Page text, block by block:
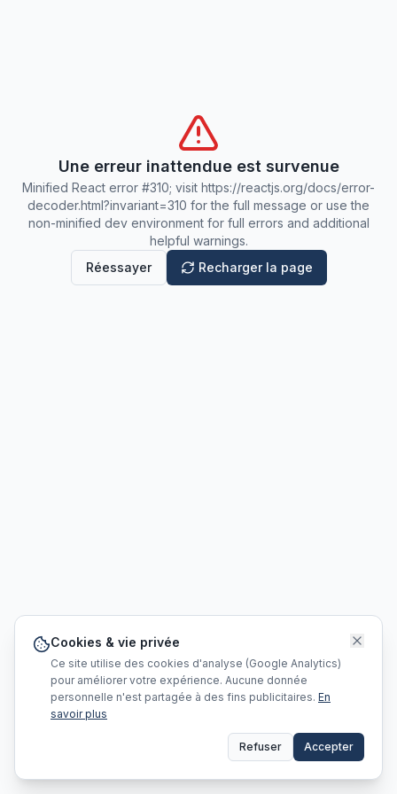
Une erreur inattendue est survenue
Minified React error #310; visit https://reactjs.org/docs/error-
decoder.html?invariant=310 for the full message or use the
non-minified dev environment for full errors and additional
helpful warnings.
Réessayer
Recharger la page
Cookies & vie privée
Ce site utilise des cookies d'analyse (Google Analytics)
pour améliorer votre expérience. Aucune donnée
personnelle n'est partagée à des fins publicitaires. En
savoir plus
Refuser Accepter